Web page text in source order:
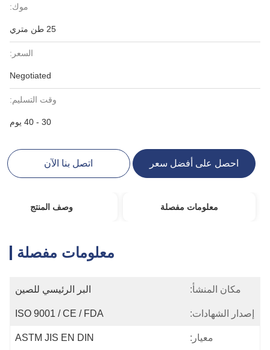
موك:
25 طن متري
السعر:
Negotiated
وقت التسليم:
30 - 40 يوم
احصل على أفضل سعر اتصل بنا الآن
معلومات مفصلة وصف المنتج
معلومات مفصلة
مكان المنشأ: البر الرئيسي للصين
إصدار الشهادات: ISO 9001 / CE / FDA
معيار: ASTM JIS EN DIN